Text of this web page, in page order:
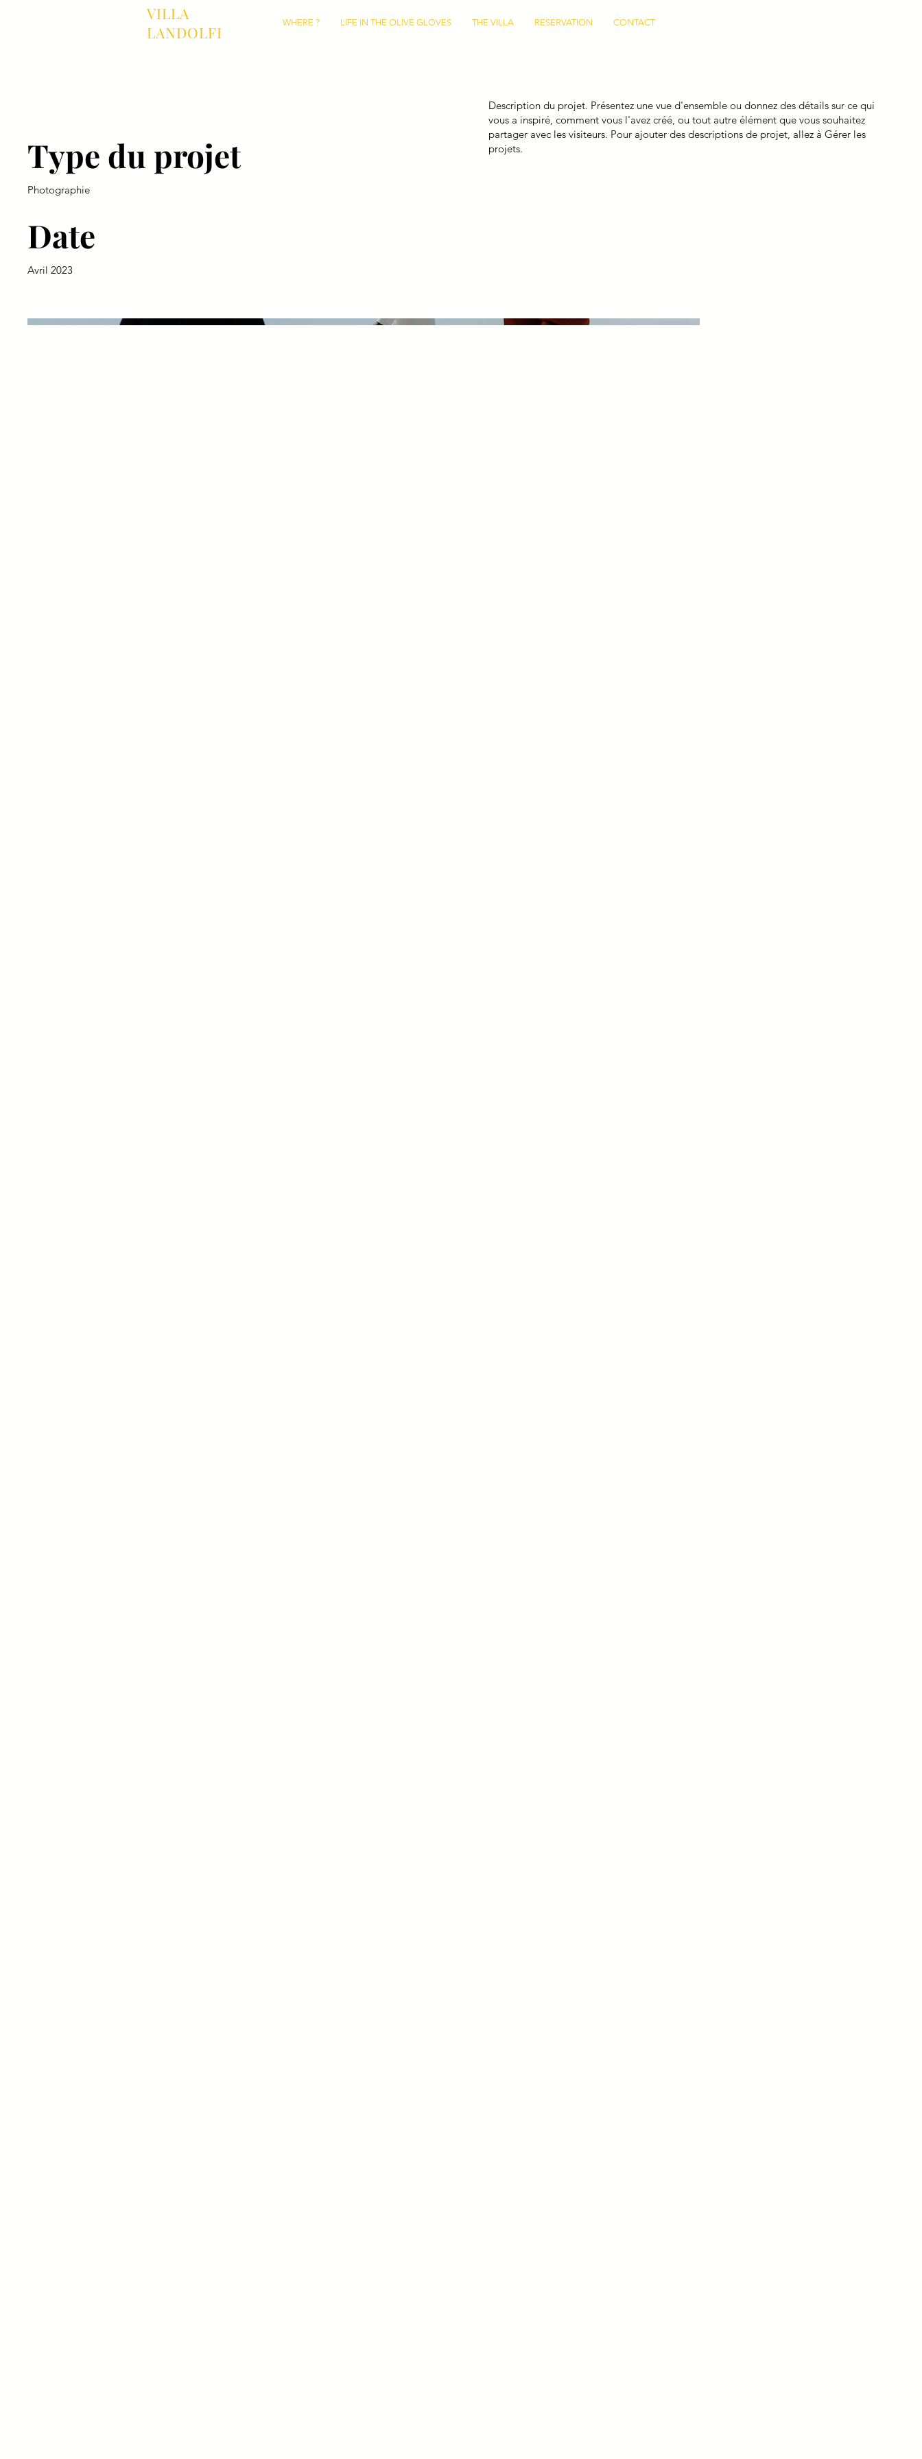
VILLA
LANDOLFI
WHERE ? LIFE IN THE OLIVE GLOVES THE VILLA RESERVATION CONTACT
Type du projet
Photographie
Date
Avril 2023
Description du projet. Présentez une vue d'ensemble ou donnez des détails sur ce qui
vous a inspiré, comment vous l'avez créé, ou tout autre élément que vous souhaitez
partager avec les visiteurs. Pour ajouter des descriptions de projet, allez à Gérer les
projets.